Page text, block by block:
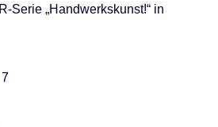
Serie „Handwerkskunst!“ in
7